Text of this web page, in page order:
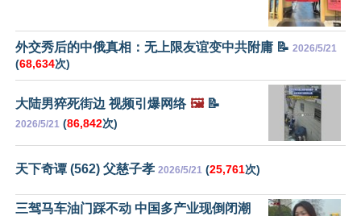
外交秀后的中俄真相：无上限友谊变中共附庸 📝 2026/5/21
(68,634次)
大陆男猝死街边 视频引爆网络 🖼️📝
2026/5/21 (86,842次)
天下奇谭 (562) 父慈子孝 2026/5/21 (25,761次)
三驾马车油门踩不动 中国多产业现倒闭潮